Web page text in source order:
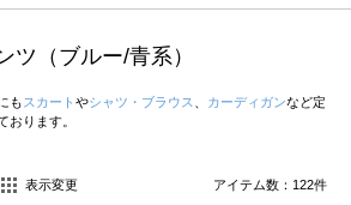
ツ（ブルー/青系）
も スカート やシャツ・ブラウス カーディガンなど定
おります。
表示変更 アイテム数： 122件